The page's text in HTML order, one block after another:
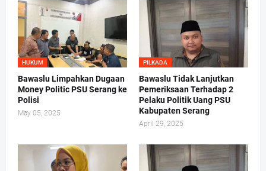
HUKUM
Bawaslu Limpahkan Dugaan
Money Politic PSU Serang ke
Polisi
May 05, 2025
PILKADA
Bawaslu Tidak Lanjutkan
Pemeriksaan Terhadap 2
Pelaku Politik Uang PSU
Kabupaten Serang
April 29, 2025